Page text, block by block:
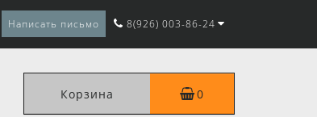
Написать письмо 8(926) 003-86-24
Корзина 0